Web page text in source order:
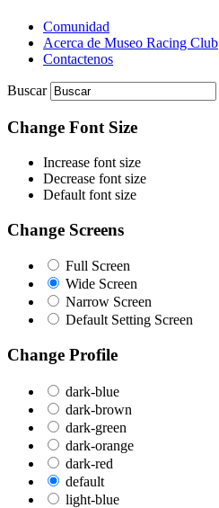
Comunidad
Acerca de Museo Racing Club
Contactenos
Buscar
Change Font Size
Increase font size
Decrease font size
Default font size
Change Screens
Full Screen
Wide Screen
Narrow Screen
Default Setting Screen
Change Profile
dark-blue
dark-brown
dark-green
dark-orange
dark-red
default
light-blue